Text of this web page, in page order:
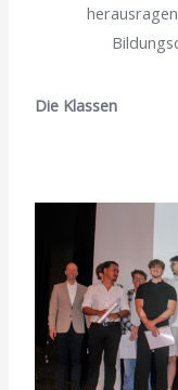
Die Klassen